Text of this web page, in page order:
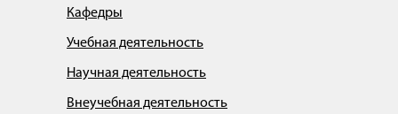
Кафедры
Учебная деятельность
Научная деятельность
Внеучебная деятельность